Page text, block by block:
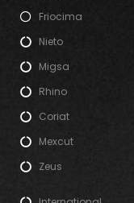
Friocima
Nieto
Migsa
Rhino
Coriat
Mexcut
Zeus